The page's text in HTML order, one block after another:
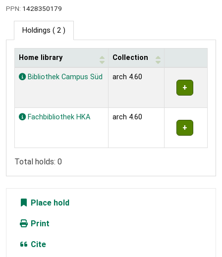
PPN: 1428350179
Holdings ( 2 )
Holdings
Home library Collection
Bibliothek Campus Süd arch 4.60
Fachbibliothek HKA arch 4.60
Total holds: 0
Place hold
Print
Cite